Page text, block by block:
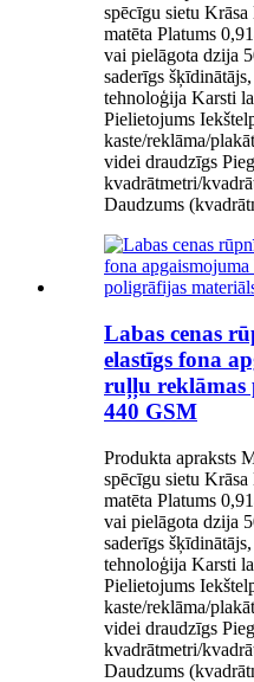
spēcīgu sietu
matēta Platums
vai pielāgota dzija
saderīgs
tehnoloģija Karsti
Pielietojums
kaste/reklāma/
videi draudzīgs
kvadrātmetri/
Daudzums
Labas cenas
elastīgs fona
ruļļu reklāmas
440 GSM
Produkta apraksts
spēcīgu sietu
matēta Platums
vai pielāgota dzija
saderīgs
tehnoloģija Karsti
Pielietojums
kaste/reklāma/
videi draudzīgs
kvadrātmetri/
Daudzums